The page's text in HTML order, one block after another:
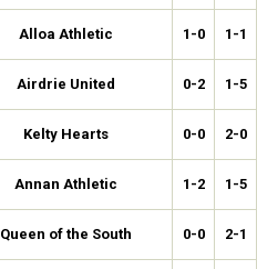
Alloa Athletic 1-0 1-1
Airdrie United 0-2 1-5
Kelty Hearts 0-0 2-0
Annan Athletic 1-2 1-5
Queen of the South 0-0 2-1